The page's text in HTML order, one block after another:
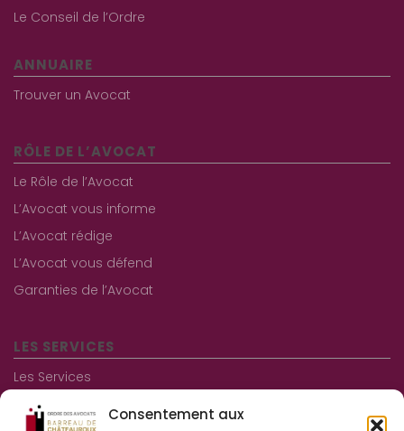
Consentement aux
Le Conseil de l’Ordre
ANNUAIRE
Trouver un Avocat
RÔLE DE L’AVOCAT
Le Rôle de l’Avocat
L’Avocat vous informe
L’Avocat rédige
L’Avocat vous défend
Garanties de l’Avocat
LES SERVICES
Les Services
Les consultations gratuites